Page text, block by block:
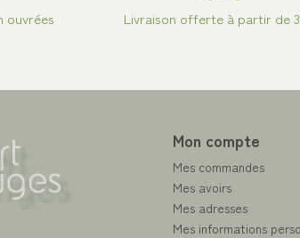
ouvrées Livraison offerte à partir de
Mon compte
Mes commandes
Mes avoirs
Mes adresses
Mes informations